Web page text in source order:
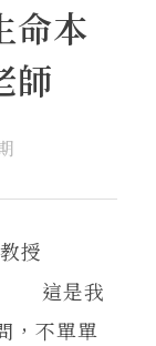
命本
師
系教授
這是我
，不單單